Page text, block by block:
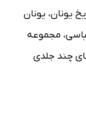
یونان، یونان
، مجموعه
چند جلدی